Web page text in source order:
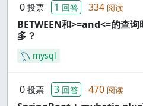
0 投票 1 回答 334 阅读
BETWEEN和>=and<=的查
多？
mysql
0 投票 3 回答 470 阅读